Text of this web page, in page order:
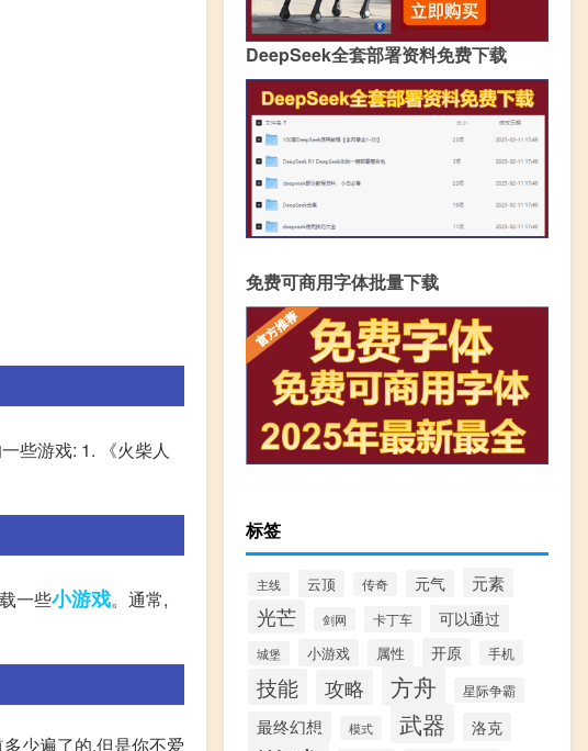
些游戏: 1. 《火柴人
一些小游戏。通常,
少遍了的,但是你不爱
DeepSeek全套部署资料免费下载
免费可商用字体批量下载
标签
主线 云顶 传奇 元气 元素
光芒 剑网 卡丁车 可以通过
城堡 小游戏 属性 开原 手机
技能 攻略 方舟 星际争霸
最终幻想 模式 武器 洛克